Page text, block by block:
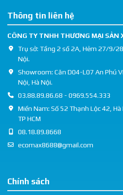
Thông tin liên hệ
CÔNG TY TNHH THƯƠNG MẠI SẢN
Trụ sở: Tầng 2 số 2A, Hẻm 27/9/
Nội.
Showroom: Căn D04-L07 An Phú
Nội, Hà Nội.
03.88.89.86.68 - 0969.554.333
Miền Nam: Số 52 Thạnh Lộc 42,
TP HCM
08.18.89.8668
ecomax8688@gmail.com
Chính sách